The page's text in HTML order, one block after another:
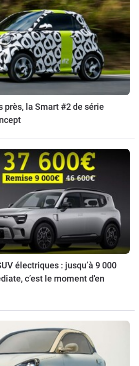
près, la Smart #2 de série
électriques : jusqu’à 9 000
c’est le moment d'en